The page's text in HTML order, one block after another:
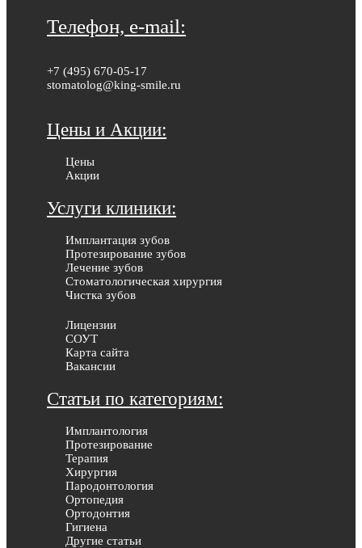
Телефон, e-mail:
+7 (495) 670-05-17
stomatolog@king-smile.ru
Цены и Акции:
Цены
Акции
Услуги клиники:
Имплантация зубов
Протезирование зубов
Лечение зубов
Стоматологическая хирургия
Чистка зубов
Лицензии
СОУТ
Карта сайта
Вакансии
Статьи по категориям:
Имплантология
Протезирование
Терапия
Хирургия
Пародонтология
Ортопедия
Ортодонтия
Гигиена
Другие статьи